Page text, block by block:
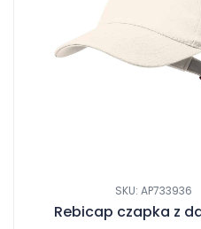
SKU: AP733936
Rebicap czapka z